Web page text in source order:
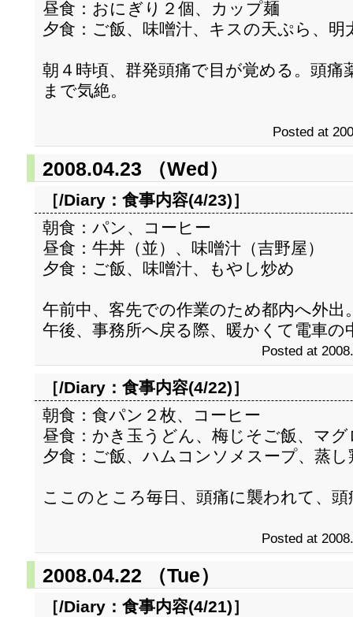
昼食：おにぎり２個、カップ麺
夕食：ご飯、味噌汁、キスの天ぷら、明
朝４時頃、群発頭痛で目が覚める。頭
まで気絶。
Posted at
2008.04.23 （Wed）
［/Diary： 食事内容(4/23)］
朝食：パン、コーヒー
昼食：牛丼（並）、味噌汁（吉野屋）
夕食：ご飯、味噌汁、もやし炒め
午前中、客先での作業のため都内へ外出
午後、事務所へ戻る際、暖かくて電車の
Posted at
［/Diary： 食事内容(4/22)］
朝食：食パン２枚、コーヒー
昼食：かき玉うどん、梅じそご飯、マグ
夕食：ご飯、ハムコンソメスープ、蒸
ここのところ毎日、頭痛に襲われて、
Posted at
2008.04.22 （Tue）
［/Diary： 食事内容(4/21)］